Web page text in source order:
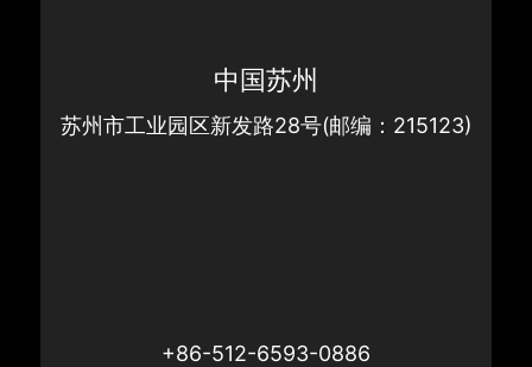
中国苏州
苏州市工业园区新发路28号(邮编：215123)
+86-512-6593-0886